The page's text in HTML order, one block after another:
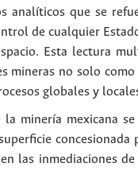
analíticos que se
de cualquier
Esta lectura
mineras no solo
globales y
la minería mexicana
las inmediaciones